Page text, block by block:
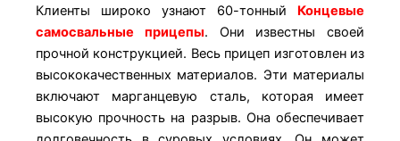
Клиенты широко узнают 60-тонный Концевые
самосвальные прицепы. Они известны своей
прочной конструкцией. Весь прицеп изготовлен из
высококачественных материалов. Эти материалы
включают марганцевую сталь, которая имеет
высокую прочность на разрыв. Она обеспечивает